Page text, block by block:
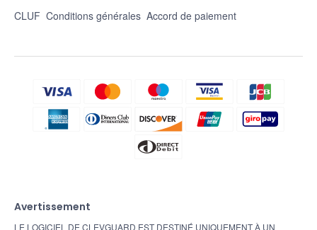
CLUF Conditions générales Accord de paiement
Avertissement
LE LOGICIEL DE CLEVGUARD EST DESTINÉ UNIQUEMENT À UN